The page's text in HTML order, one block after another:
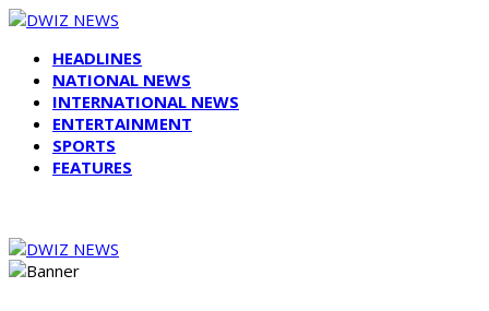
HEADLINES
NATIONAL NEWS
INTERNATIONAL NEWS
ENTERTAINMENT
SPORTS
FEATURES